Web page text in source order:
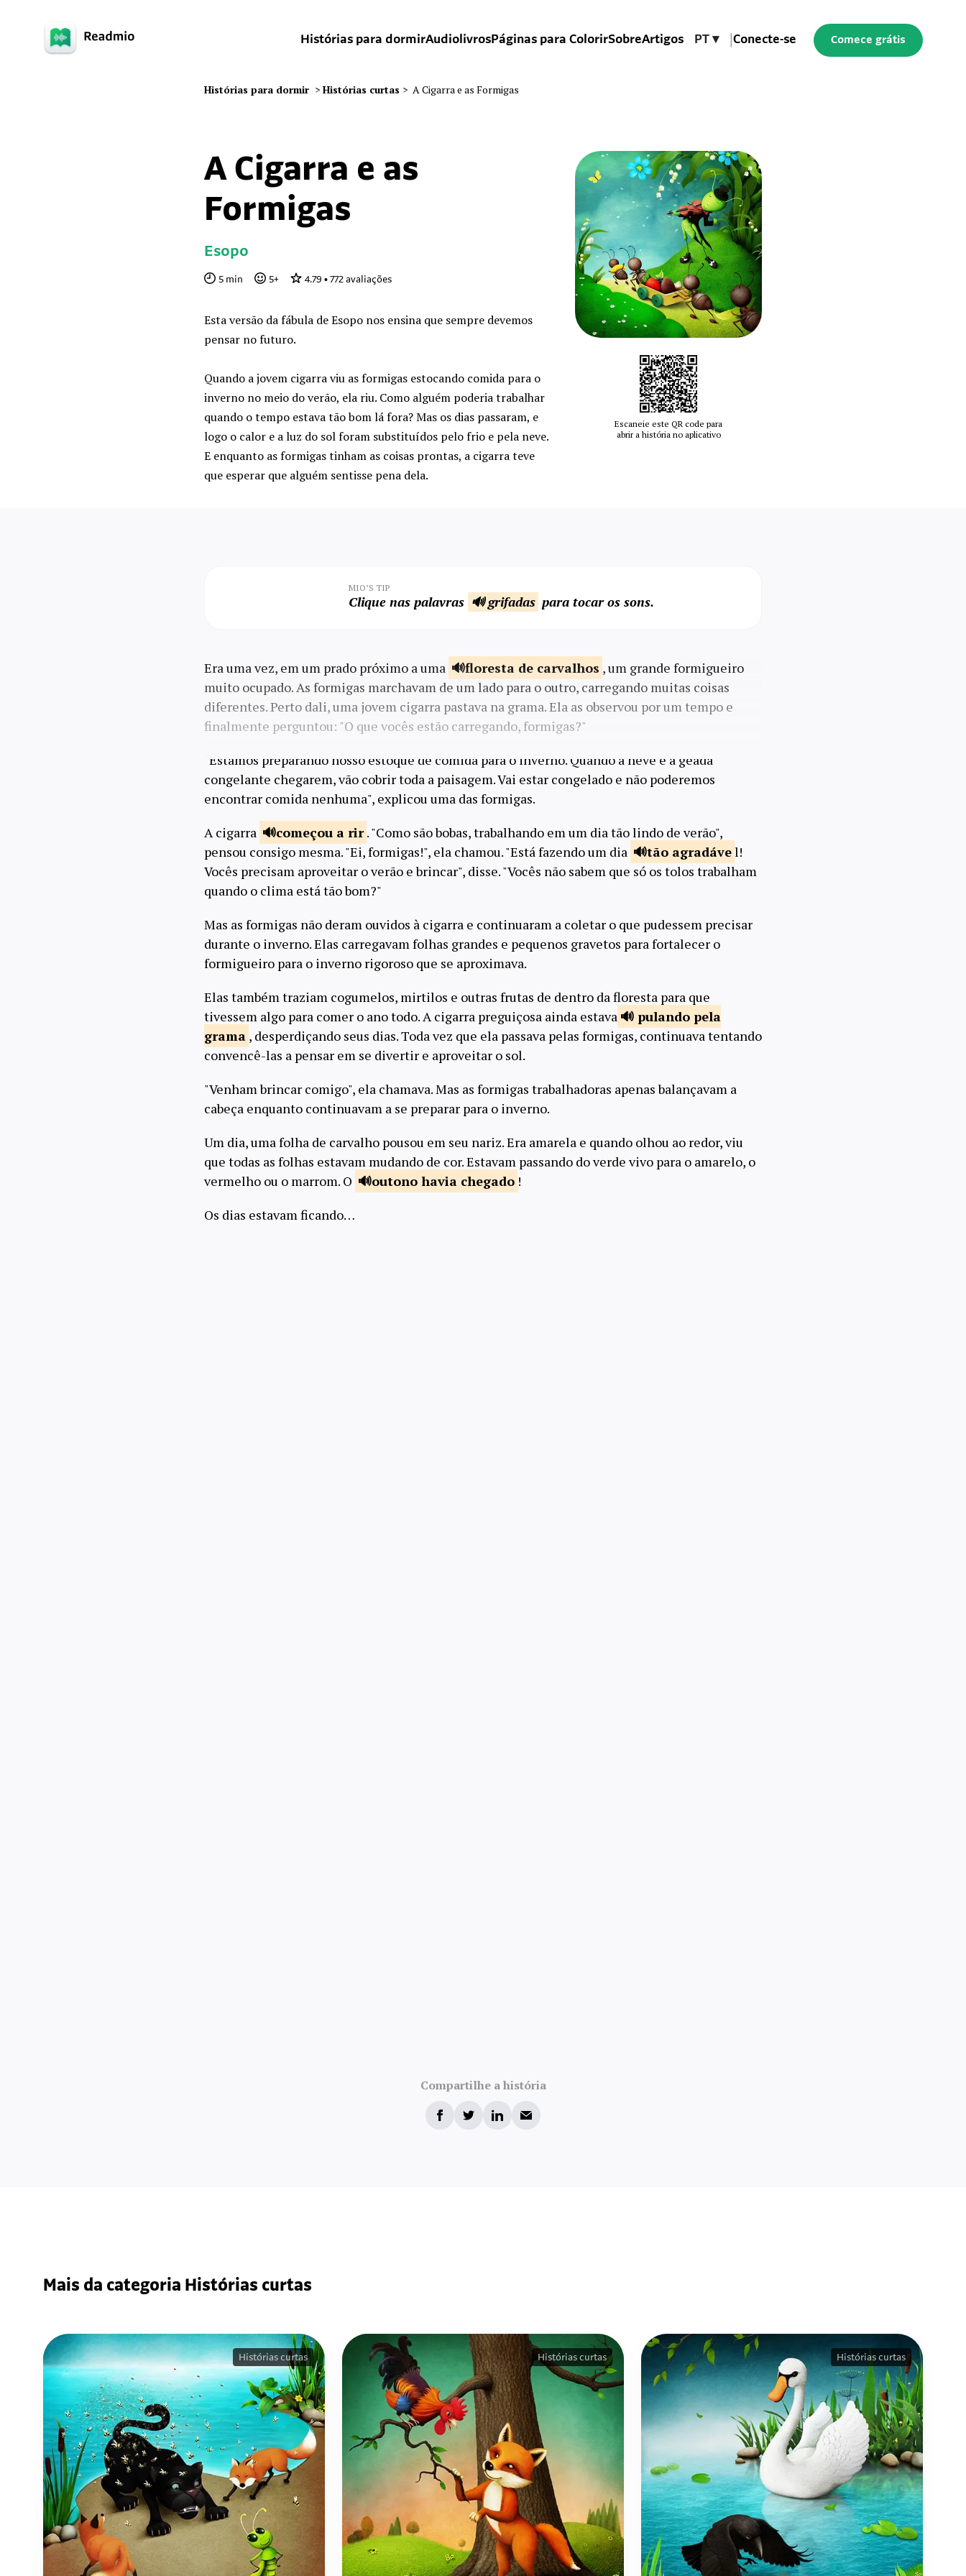
Histórias para dormirAudiolivrosPáginas para ColorirSobreArtigos PT ▾ Conecte-se Comece grátis
Histórias para dormir > Histórias curtas > A Cigarra e as Formigas
A Cigarra e as
Formigas
Esopo
5 min 5+ 4.79 • 772 avaliações
Esta versão da fábula de Esopo nos ensina que sempre devemos
pensar no futuro.
Quando a jovem cigarra viu as formigas estocando comida para o
inverno no meio do verão, ela riu. Como alguém poderia trabalhar
quando o tempo estava tão bom lá fora? Mas os dias passaram, e
logo o calor e a luz do sol foram substituídos pelo frio e pela neve.
E enquanto as formigas tinham as coisas prontas, a cigarra teve
que esperar que alguém sentisse pena dela.
Escaneie este QR code para
abrir a história no aplicativo
MIO’S TIP
Clique nas palavras 🔊 grifadas para tocar os sons.
Era uma vez, em um prado próximo a uma floresta de carvalhos , um grande formigueiro
muito ocupado. As formigas marchavam de um lado para o outro, carregando muitas coisas
diferentes. Perto dali, uma jovem cigarra pastava na grama. Ela as observou por um tempo e
finalmente perguntou: "O que vocês estão carregando, formigas?"
"Estamos preparando nosso estoque de comida para o inverno. Quando a neve e a geada
congelante chegarem, vão cobrir toda a paisagem. Vai estar congelado e não poderemos
encontrar comida nenhuma", explicou uma das formigas.
A cigarra
começou a rir . "Como são bobas, trabalhando em um dia tão lindo de verão",
pensou consigo mesma. "Ei, formigas!", ela chamou. "Está fazendo um dia
tão agradável!
Vocês precisam aproveitar o verão e brincar", disse. "Vocês não sabem que só os tolos trabalham
quando o clima está tão bom?"
Mas as formigas não deram ouvidos à cigarra e continuaram a coletar o que pudessem precisar
durante o inverno. Elas carregavam folhas grandes e pequenos gravetos para fortalecer o
formigueiro para o inverno rigoroso que se aproximava.
Elas também traziam cogumelos, mirtilos e outras frutas de dentro da floresta para que
tivessem algo para comer o ano todo. A cigarra preguiçosa ainda estava
pulando pela
grama , desperdiçando seus dias. Toda vez que ela passava pelas formigas, continuava tentando
convencê-las a pensar em se divertir e aproveitar o sol.
"Venham brincar comigo", ela chamava. Mas as formigas trabalhadoras apenas balançavam a
cabeça enquanto continuavam a se preparar para o inverno.
Um dia, uma folha de carvalho pousou em seu nariz. Era amarela e quando olhou ao redor, viu
que todas as folhas estavam mudando de cor. Estavam passando do verde vivo para o amarelo, o
vermelho ou o marrom. O
outono havia chegado !
Os dias estavam ficando…
Compartilhe a história
Mais da categoria Histórias curtas
Histórias curtas Histórias curtas Histórias curtas